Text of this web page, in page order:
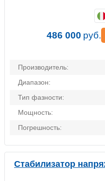
Производитель:
Диапазон:
Тип фазности:
Мощность:
Погрешность:
486 000 руб.
Стабилизатор